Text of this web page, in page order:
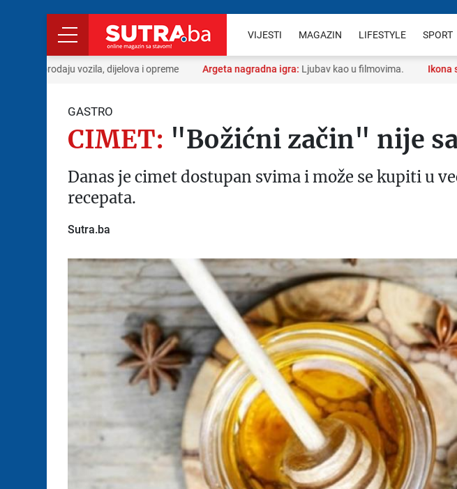
VIJESTI MAGAZIN LIFESTYLE SPORT
vozila, dijelova i opreme Argeta nagradna igra:Ljubav kao u filmovima. Ikona
GASTRO
CIMET: "Božićni začin" nije
Danas je cimet dostupan svima i može se kupiti u
recepata.
Sutra.ba